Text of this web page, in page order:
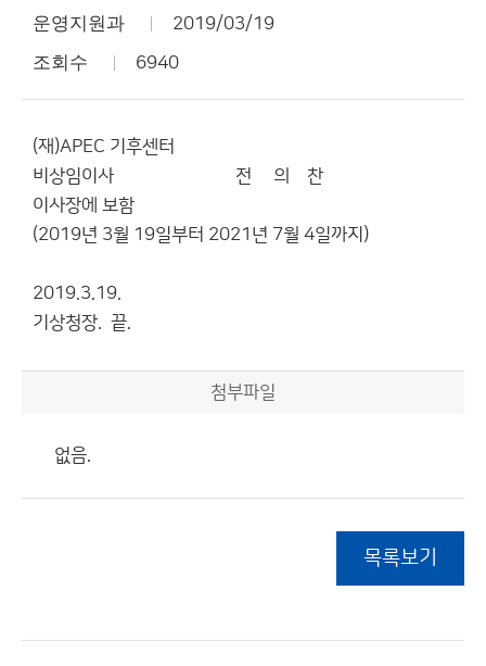
운영지원과 2019/03/19
조회수 6940
(재)APEC 기후센터
비상임이사 전 의 찬
이사장에 보함
(2019년 3월 19일부터 2021년 7월 4일까지)
2019.3.19.
기상청장. 끝.
첨부파일
없음.
목록보기